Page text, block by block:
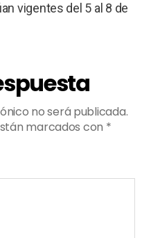
vigentes del 5 al 8 de
no será publicada.
marcados con *